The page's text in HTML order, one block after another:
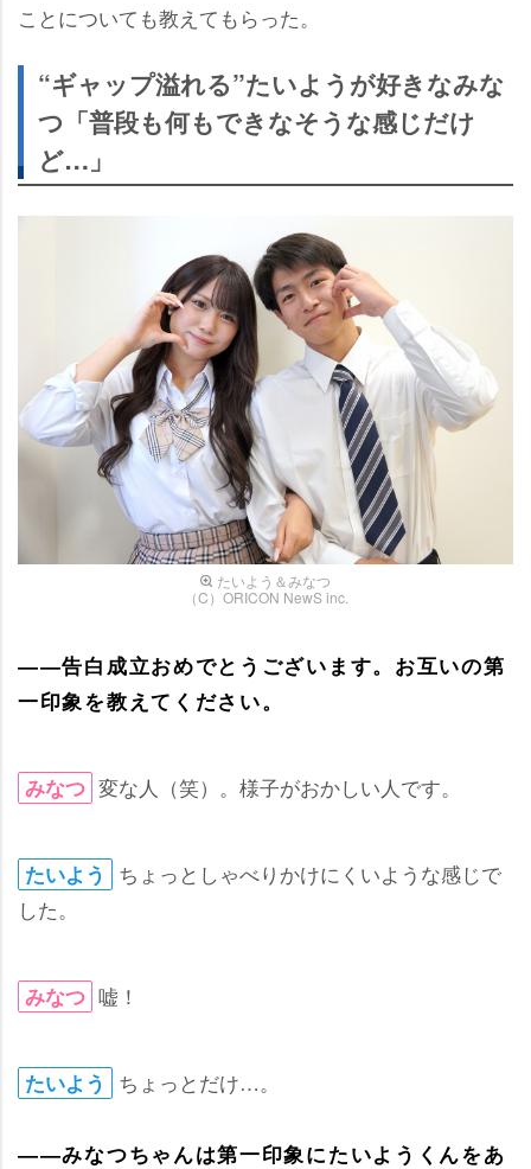
ことについても教えてもらった。
“ギャップ溢れる”たいようが好きなみな
つ「普段も何もできなそうな感じだけ
ど…」
たいよう＆みなつ
（C）ORICON NewS inc.
――告白成立おめでとうございます。お互いの第
一印象を教えてください。
みなつ 変な人（笑）。様子がおかしい人です。
たいよう
ちょっとしゃべりかけにくいような感じで
した。
みなつ 嘘！
たいよう ちょっとだけ…。
――みなつちゃんは第一印象にたいようくんをあ